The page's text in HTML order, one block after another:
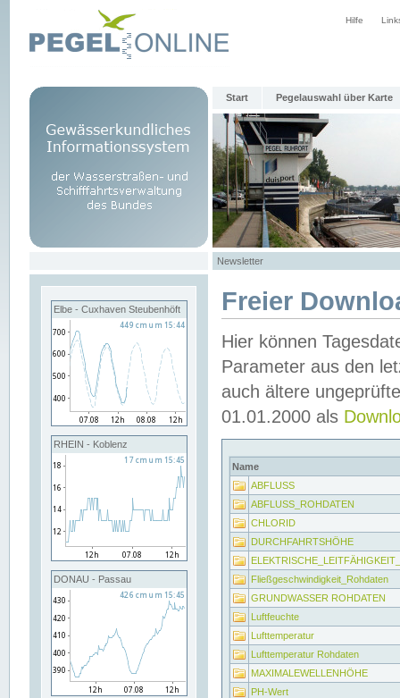
Hilfe
Start Pegelauswahl über Karte
Newsletter
Elbe - Cuxhaven Steubenhöft
RHEIN - Koblenz
DONAU - Passau
Freier
Hier können
Parameter aus den
auch ältere
01.01.2000 als
Name
ABFLUSS
ABFLUSS_ROHDATEN
CHLORID
DURCHFAHRTSHÖHE
Fließgeschwindigkeit_Rohdaten
GRUNDWASSER ROHDATEN
Luftfeuchte
Lufttemperatur
Lufttemperatur Rohdaten
MAXIMALEWELLENHÖHE
PH-Wert